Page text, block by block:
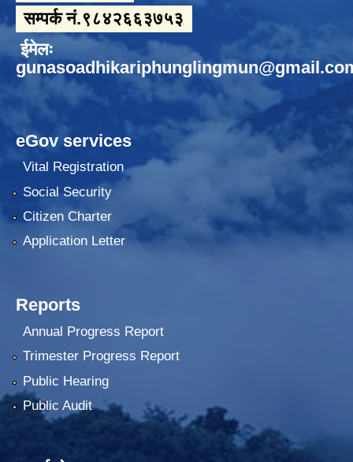
सम्पर्क नं.९८४२६६३७५३
ईमेलः
eGov services
Vital Registration
Social Security
Citizen Charter
Application Letter
Reports
Annual Progress Report
Trimester Progress Report
Public Hearing
Public Audit